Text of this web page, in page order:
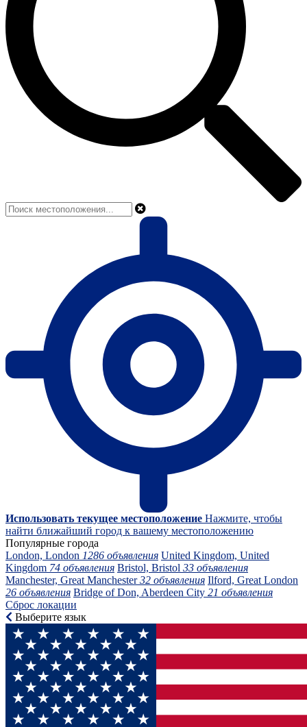
Использовать текущее местоположение Нажмите, чтобы
найти ближайший город к вашему местоположению
Популярные города
London, London 1286 объявления United Kingdom, United
Kingdom 74 объявления Bristol, Bristol 33 объявления
Manchester, Great Manchester32 объявления Ilford, Great London
26 объявления Bridge of Don, Aberdeen City 21 объявления
Сброс локации
Выберите язык